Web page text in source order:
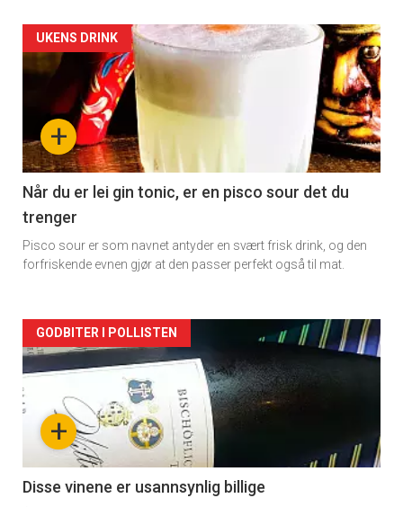
Forsiden
akkurat
nå
-
2
+
UKENS DRINK
Når du er lei gin tonic, er en pisco sour det du
trenger
Pisco sour er som navnet antyder en svært frisk drink, og den
forfriskende evnen gjør at den passer perfekt også til mat.
Forsiden
akkurat
nå
3
+
GODBITER I POLLISTEN
Disse vinene er usannsynlig billige